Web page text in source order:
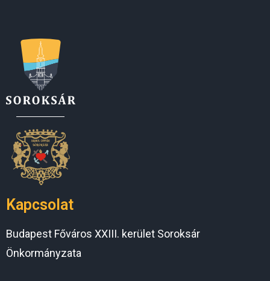
Kapcsolat
Budapest Főváros XXIII. kerület Soroksár
Önkormányzata